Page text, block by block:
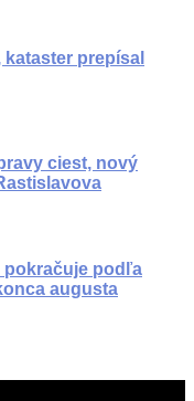
prepísal
ciest, nový
podľa
augusta